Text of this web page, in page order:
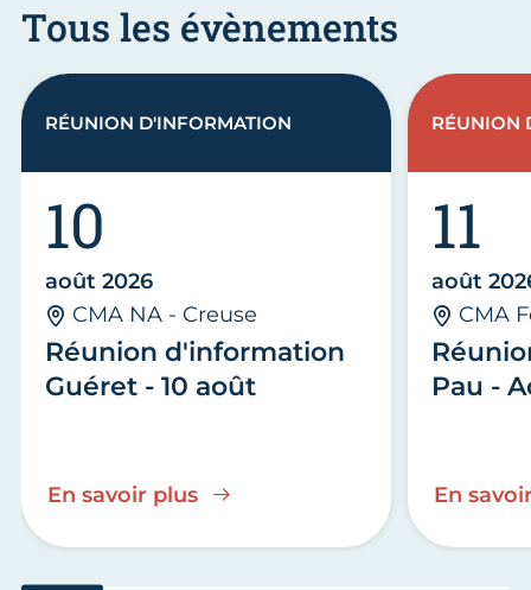
Tous les évènements
Réunion d'information
Guéret - 10 août
10
août 2026
CMA NA - Creuse
En savoir plus
RÉUNION D'INFORMATION
Pau -
11
août
CMA
En
RÉUNION